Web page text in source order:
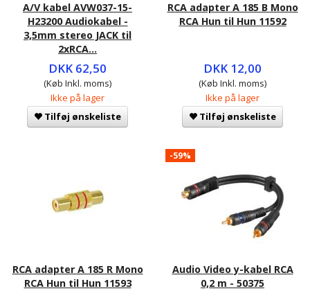
A/V kabel AVW037-15-
H23200 Audiokabel -
3,5mm stereo JACK til
2xRCA...
DKK 62,50
(Køb Inkl. moms)
Ikke på lager
Tilføj ønskeliste
RCA adapter A 185 B Mono
RCA Hun til Hun 11592
DKK 12,00
(Køb Inkl. moms)
Ikke på lager
Tilføj ønskeliste
RCA adapter A 185 R Mono
RCA Hun til Hun 11593
-59%
Audio Video y-kabel RCA
0,2 m - 50375